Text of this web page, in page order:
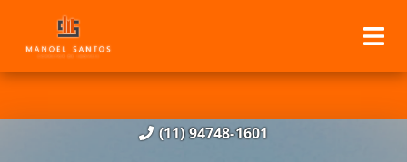
(11) 94748-1601